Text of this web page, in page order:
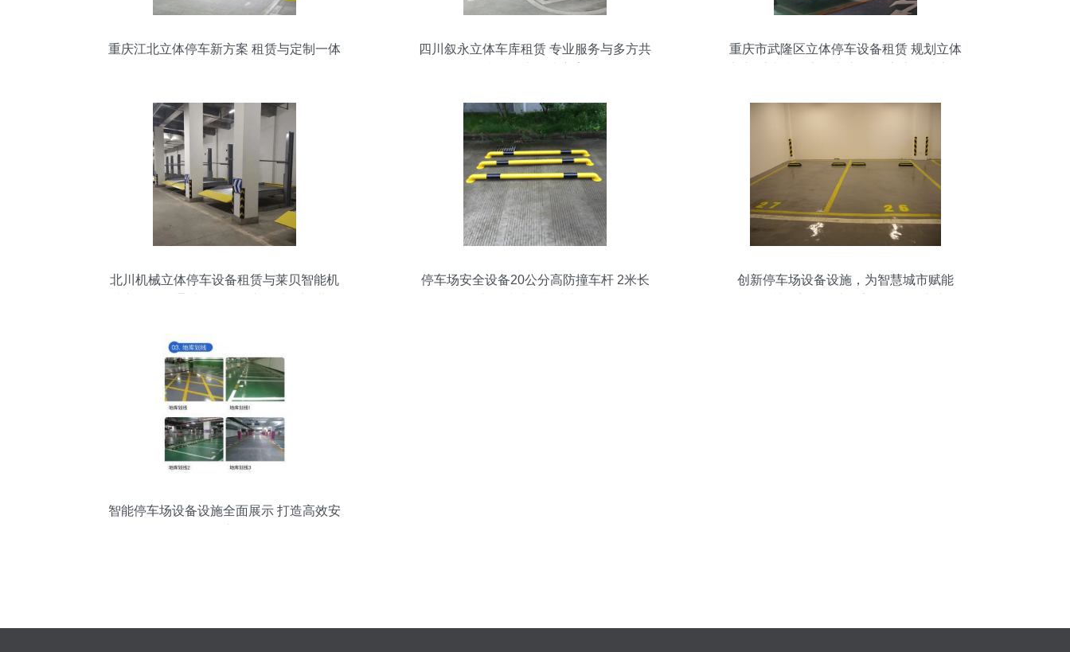
重庆江北立体停车新方案 租赁与定制一体
四川叙永立体车库租赁 专业服务与多方共
重庆市武隆区立体停车设备租赁 规划立体
北川机械立体停车设备租赁与莱贝智能机
停车场安全设备20公分高防撞车杆 2米长
创新停车场设备设施，为智慧城市赋能
智能停车场设备设施全面展示 打造高效安